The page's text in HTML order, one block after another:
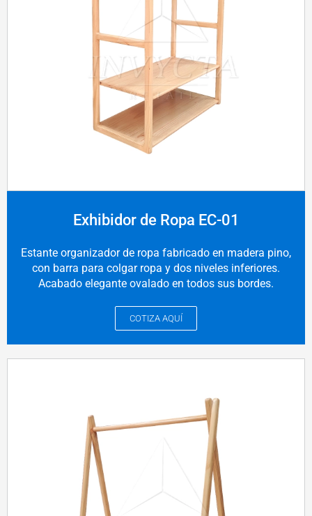
Exhibidor de Ropa EC-01
Estante organizador de ropa fabricado en madera pino,
con barra para colgar ropa y dos niveles inferiores.
Acabado elegante ovalado en todos sus bordes.
COTIZA AQUÍ